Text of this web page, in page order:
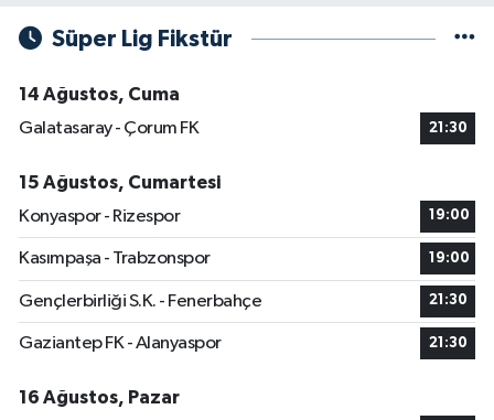
Süper Lig Fikstür
14 Ağustos, Cuma
Galatasaray - Çorum FK
21:30
15 Ağustos, Cumartesi
Konyaspor - Rizespor
19:00
Kasımpaşa - Trabzonspor 19:00
Gençlerbirliği S.K. - Fenerbahçe 21:30
Gaziantep FK - Alanyaspor 21:30
16 Ağustos, Pazar